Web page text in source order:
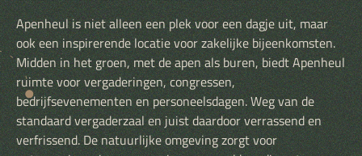
Apenheul is niet alleen een plek voor een dagje uit, maar
ook een inspirerende locatie voor zakelijke bijeenkomsten.
Midden in het groen, met de apen als buren, biedt Apenheul
ruimte voor vergaderingen, congressen,
bedrijfsevenementen en personeelsdagen. Weg van de
standaard vergaderzaal en juist daardoor verrassend en
verfrissend. De natuurlijke omgeving zorgt voor